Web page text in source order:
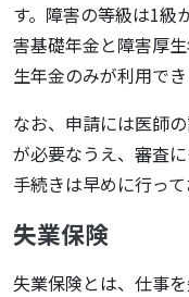
す。障害の等級は1級
害基礎年金と障害厚
生年金のみが利用でき
なお、申請には医師
が必要なうえ、審査
手続きは早めに行って
失業保険
失業保険とは、仕事